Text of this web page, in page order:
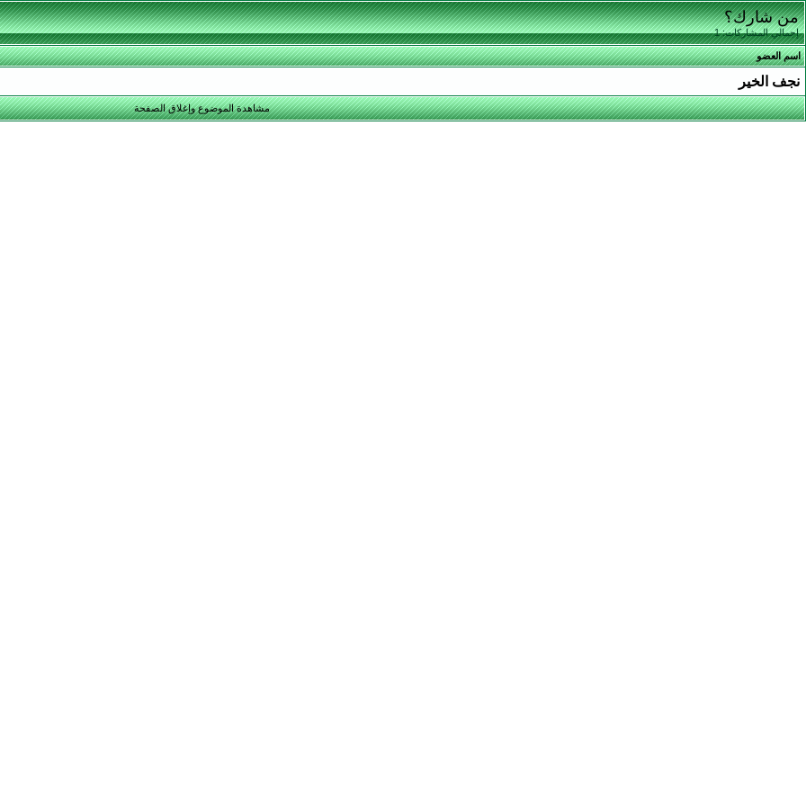
من شارك؟
إجمالي المشاركات: 1
اسم العضو
نجف الخير
مشاهدة الموضوع وإغلاق الصفحة